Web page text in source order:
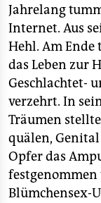
verlag
verlag
veranstaltungen
shop
fragen & hilfe
unterstützen
abo
Jahrelang
Internet. Aus
Hehl. Am
das Leben zur
Geschlachtet-
verzehrt. In
Träumen
quälen,
Opfer das
festgenommen
Blümchensex-